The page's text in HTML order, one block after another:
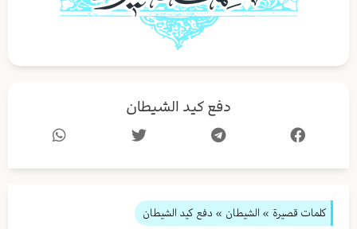
دفع كيد الشيطان
كلمات قصيرة » الشيطان » دفع كيد الشيطان